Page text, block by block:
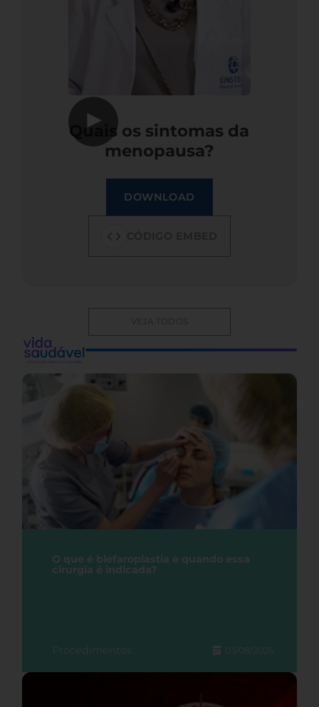
▶
Quais os sintomas da
menopausa?
DOWNLOAD
VEJA TODOS
O que é blefaroplastia e quando essa
cirurgia é indicada?
Procedimentos 03/08/2026